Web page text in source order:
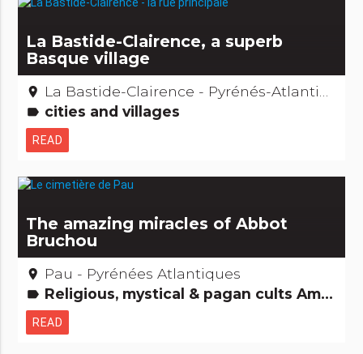
La Bastide-Clairence, a superb
Basque village
place La Bastide-Clairence - Pyrénés-Atlantiques
label cities and villages
READ
The amazing miracles of Abbot
Bruchou
place Pau - Pyrénées Atlantiques
label Religious, mystical & pagan cults Amazing... isn't it? People from here
READ